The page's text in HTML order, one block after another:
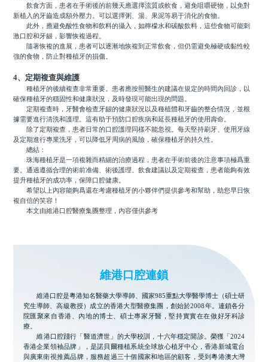
飲食方面，患者在手術後的前幾天應選擇流質或軟食，避免咀嚼硬物，以免對
新植入的牙齒造成額外壓力。可以選擇粥、湯、果泥等易于消化的食物。
此外，應避免酸性食物和飲料的攝入，如檸檬水和碳酸飲料，這些食物可能刺
激口腔和牙龈，影響恢複過程。
隨著恢複的進展，患者可以逐漸地恢複到正常飲食，但仍需避免極硬或黏性較
強的食物，防止對種植牙的損傷。
4、定期複查與維護
種植牙的後續複查非常重要。患者應按照醫生的建議在規定的時間內回診，以
確保種植牙的穩固性和健康狀況，及時發現可能出現的問題。
定期複查時，牙醫會檢查牙龈的健康狀況以及種植體和牙齒的整合情況，並根
據需要進行清洗和護理。這有助于預防口腔疾病和延長種植牙的使用壽命。
除了定期複查，患者日常的口腔護理同樣不能忽視。每天堅持刷牙、使用牙線
及定期進行專業洗牙，可以降低牙周病的風險，確保種植牙的持久性。
總結：
珠海種植牙是一項複雜而精細的治療過程，患者在手術前後的注意事項極爲重
要。通過遵循合理的術前准備、術後護理、飲食建議以及定期複查，患者能夠有效
提升種植牙的成功率，保障口腔健康。
希望以上內容能夠爲還在考慮種植牙的小夥伴們提供參考和幫助，助您早日恢
複自信的笑容！
本文由維港口腔醫療集團整理，內容僅供參考
維港口腔連鎖
維港口腔是粵港知名醫藥大學導師、國家985重點大學醫學博士（碩士研
究生導師、高級教授）成立的香港大型醫療集團，創始於2008年。連鎖各分
院匯聚來自香港、內地的博士、碩士專家牙醫，堅持實實在在做好牙科診
療。
維港口腔踐行「醫道濟世」的大學校訓，十六年穩定開診。榮獲「2024
香港企業領袖品牌」，是諾貝爾種植系統全球放心植牙中心，香港新城電台
與廣東衛視推薦品牌，服務超過三十個國家和地區的顧客，受到粵港澳大灣